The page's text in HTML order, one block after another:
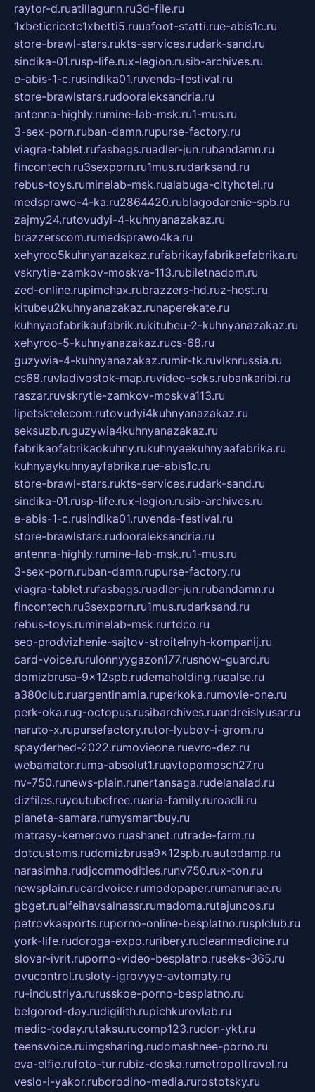
raytor-d.ruatillagunn.ru3d-file.ru
1xbeticricetc1xbetti5.ruuafoot-statti.rue-abis1c.ru
store-brawl-stars.rukts-services.rudark-sand.ru
sindika-01.rusp-life.rux-legion.rusib-archives.ru
e-abis-1-c.rusindika01.ruvenda-festival.ru
store-brawlstars.rudooraleksandria.ru
antenna-highly.rumine-lab-msk.ru1-mus.ru
3-sex-porn.ruban-damn.rupurse-factory.ru
viagra-tablet.rufasbags.ruadler-jun.rubandamn.ru
fincontech.ru3sexporn.ru1mus.rudarksand.ru
rebus-toys.ruminelab-msk.rualabuga-cityhotel.ru
medsprawo-4-ka.ru2864420.rublagodarenie-spb.ru
zajmy24.rutovudyi-4-kuhnyanazakaz.ru
brazzerscom.rumedsprawo4ka.ru
xehyroo5kuhnyanazakaz.rufabrikayfabrikaefabrika.ru
vskrytie-zamkov-moskva-113.rubiletnadom.ru
zed-online.rupimchax.rubrazzers-hd.ruz-host.ru
kitubeu2kuhnyanazakaz.runaperekate.ru
kuhnyaofabrikaufabrik.rukitubeu-2-kuhnyanazakaz.ru
xehyroo-5-kuhnyanazakaz.rucs-68.ru
guzywia-4-kuhnyanazakaz.rumir-tk.ruvlknrussia.ru
cs68.ruvladivostok-map.ruvideo-seks.rubankaribi.ru
raszar.ruvskrytie-zamkov-moskva113.ru
lipetsktelecom.rutovudyi4kuhnyanazakaz.ru
seksuzb.ruguzywia4kuhnyanazakaz.ru
fabrikaofabrikaokuhny.rukuhnyaekuhnyaafabrika.ru
kuhnyaykuhnyayfabrika.rue-abis1c.ru
store-brawl-stars.rukts-services.rudark-sand.ru
sindika-01.rusp-life.rux-legion.rusib-archives.ru
e-abis-1-c.rusindika01.ruvenda-festival.ru
store-brawlstars.rudooraleksandria.ru
antenna-highly.rumine-lab-msk.ru1-mus.ru
3-sex-porn.ruban-damn.rupurse-factory.ru
viagra-tablet.rufasbags.ruadler-jun.rubandamn.ru
fincontech.ru3sexporn.ru1mus.rudarksand.ru
rebus-toys.ruminelab-msk.rurtdco.ru
seo-prodvizhenie-sajtov-stroitelnyh-kompanij.ru
card-voice.rurulonnyygazon177.rusnow-guard.ru
domizbrusa-9x12spb.rudemaholding.ruaalse.ru
a380club.ruargentinamia.ruperkoka.rumovie-one.ru
perk-oka.rug-octopus.rusibarchives.ruandreislyusar.ru
naruto-x.rupursefactory.rutor-lyubov-i-grom.ru
spayderhed-2022.rumovieone.ruevro-dez.ru
webamator.ruma-absolut1.ruavtopomosch27.ru
nv-750.runews-plain.runertansaga.rudelanalad.ru
dizfiles.ruyoutubefree.ruaria-family.ruroadli.ru
planeta-samara.rumysmartbuy.ru
matrasy-kemerovo.ruashanet.rutrade-farm.ru
dotcustoms.rudomizbrusa9x12spb.ruautodamp.ru
narasimha.rudjcommodities.runv750.rux-ton.ru
newsplain.rucardvoice.rumodopaper.rumanunae.ru
gbget.rualfeihavsalnassr.rumadoma.rutajuncos.ru
petrovkasports.ruporno-online-besplatno.rusplclub.ru
york-life.rudoroga-expo.ruribery.rucleanmedicine.ru
slovar-ivrit.ruporno-video-besplatno.ruseks-365.ru
ovucontrol.rusloty-igrovyye-avtomaty.ru
ru-industriya.rurusskoe-porno-besplatno.ru
belgorod-day.rudigilith.rupichkurovlab.ru
medic-today.rutaksu.rucomp123.rudon-ykt.ru
teensvoice.ruimgsharing.rudomashnee-porno.ru
eva-elfie.rufoto-tur.rubiz-doska.rumetropoltravel.ru
veslo-i-yakor.ruborodino-media.rurostotsky.ru